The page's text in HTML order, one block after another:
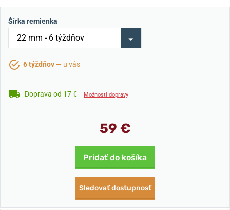
Šírka remienka
6 týždňov — u vás
Doprava od 17 € Možnosti dopravy
59 €
Pridať do košíka
Sledovať dostupnosť